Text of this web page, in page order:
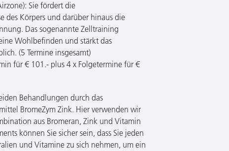
Sie fördert die
des Körpers und darüber hinaus die
Das sogenannte Zelltraining
Wohlbefinden und stärkt das
(5 Termine insgesamt)
für € 101.- plus 4 x Folgetermine für €
Behandlungen durch das
BromeZym Zink. Hier verwenden wir
aus Bromeran, Zink und Vitamin
können Sie sicher sein, dass Sie jeden
und Vitamine zu sich nehmen, um ein